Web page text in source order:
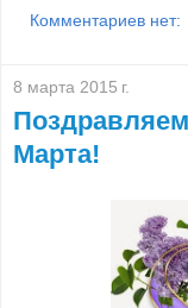
Комментариев нет:
8 марта 2015 г.
Марта!